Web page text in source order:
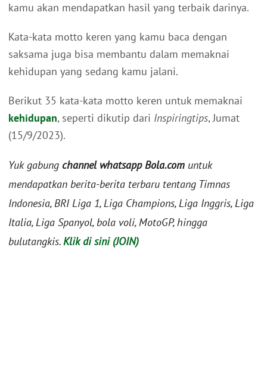
kamu akan mendapatkan hasil yang terbaik darinya.
Kata-kata motto keren yang kamu baca dengan
saksama juga bisa membantu dalam memaknai
kehidupan yang sedang kamu jalani.
Berikut 35 kata-kata motto keren untuk memaknai
kehidupan, seperti dikutip dari Inspiringtips, Jumat
(15/9/2023).
Yuk gabung channel whatsapp Bola.com untuk
mendapatkan berita-berita terbaru tentang Timnas
Indonesia, BRI Liga 1, Liga Champions, Liga Inggris, Liga
Italia, Liga Spanyol, bola voli, MotoGP, hingga
bulutangkis.Klik di sini (JOIN)